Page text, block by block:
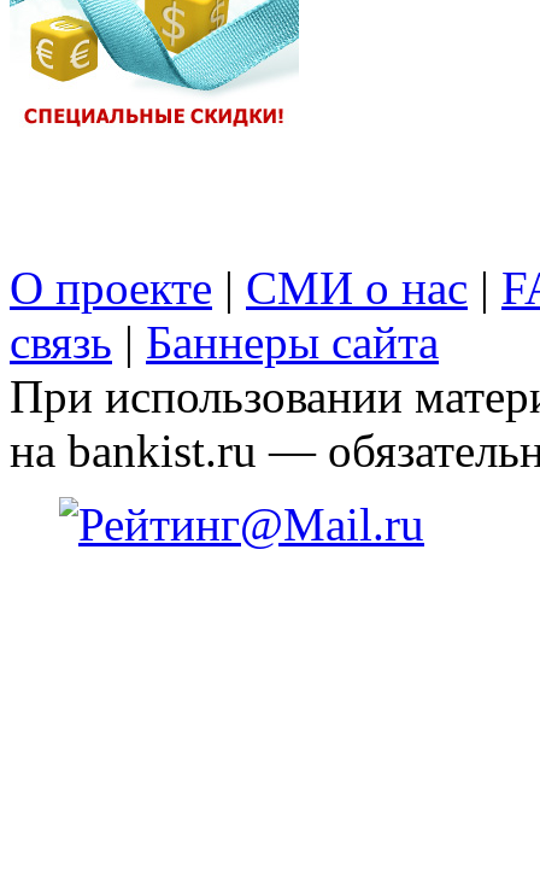
О проекте | СМИ о нас |
связь | Баннеры сайта
При использовании
на bankist.ru —